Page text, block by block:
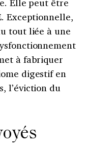
Elle peut être
Exceptionnelle,
tout liée à une
à fabriquer
digestif en
l’éviction du